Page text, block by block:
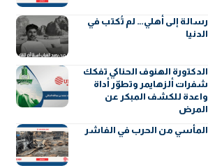
رسالة إلى أهلي… لم تُكتب في
الدنيا
الدكتورة الهنوف الحناكي تفكك
شفرات ألزهايمر وتطوّر أداة
واعدة للكشف المبكر عن
المرض
المأسي من الحرب في الفاشر